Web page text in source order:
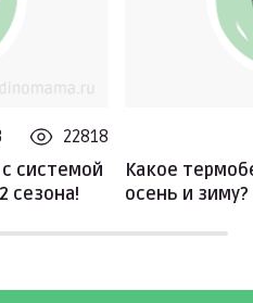
22818
системой
сезона!
Какое
осень и зиму?